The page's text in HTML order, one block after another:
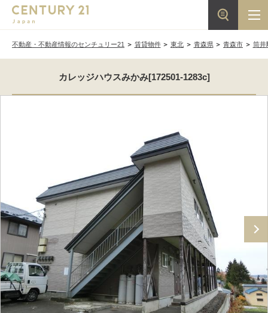
不動産・不動産情報のセンチュリー21 賃貸物件 東北 青森県 青森市 筒井
カレッジハウスみかみ[172501-1283c]